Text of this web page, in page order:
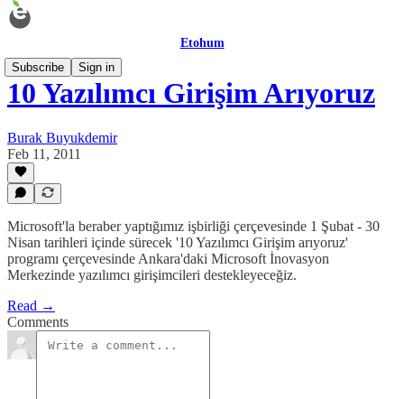
Etohum
Subscribe
Sign in
10 Yazılımcı Girişim Arıyoruz
Burak Buyukdemir
Feb 11, 2011
Microsoft'la beraber yaptığımız işbirliği çerçevesinde 1 Şubat - 30
Nisan tarihleri içinde sürecek '10 Yazılımcı Girişim arıyoruz'
programı çerçevesinde Ankara'daki Microsoft İnovasyon
Merkezinde yazılımcı girişimcileri destekleyeceğiz.
Read →
Comments